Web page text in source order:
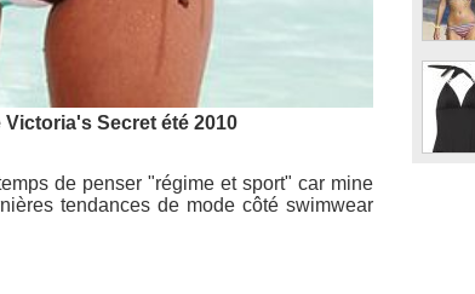
Secret été 2010
de penser "régime et sport" car mine
tendances de mode côté swimwear